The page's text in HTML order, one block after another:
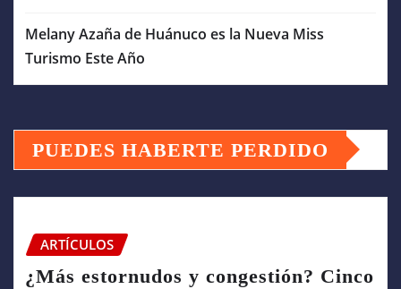
Melany Azaña de Huánuco es la Nueva Miss
Turismo Este Año
PUEDES HABERTE PERDIDO
ARTÍCULOS
¿Más estornudos y congestión? Cinco